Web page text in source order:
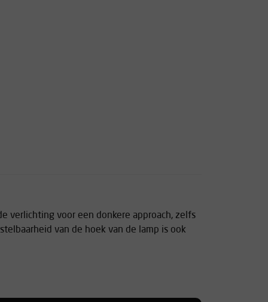
verlichting voor een donkere approach, zelfs
van de hoek van de lamp is ook